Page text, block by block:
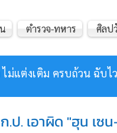
ไม่แต่งเติม ครบถ้วน ฉับ
ตำรวจ-ทหาร ศิลป
. เอาผิด "ฮุน เซ